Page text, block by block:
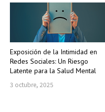
Exposición de la Intimidad en
Redes Sociales: Un Riesgo
Latente para la Salud Mental
3 octubre, 2025